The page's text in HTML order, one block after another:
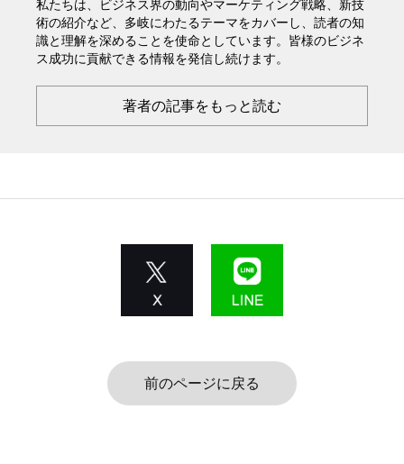
私たちは、ビジネス界の動向やマーケティング戦略、新技
術の紹介など、多岐にわたるテーマをカバーし、読者の知
識と理解を深めることを使命としています。皆様のビジネ
ス成功に貢献できる情報を発信し続けます。
著者の記事をもっと読む
前のページに戻る